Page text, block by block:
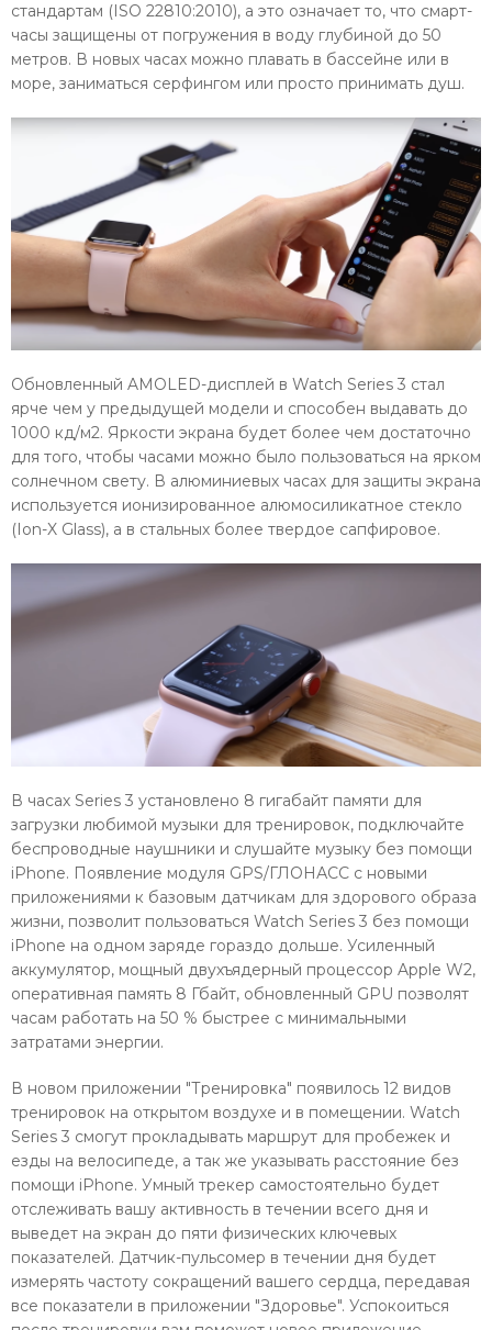
стандартам (ISO 22810:2010), а это означает то, что смарт-
часы защищены от погружения в воду глубиной до 50
метров. В новых часах можно плавать в бассейне или в
море, заниматься серфингом или просто принимать душ.
Обновленный AMOLED-дисплей в Watch Series 3 стал
ярче чем у предыдущей модели и способен выдавать до
1000 кд/м2. Яркости экрана будет более чем достаточно
для того, чтобы часами можно было пользоваться на ярком
солнечном свету. В алюминиевых часах для защиты экрана
используется ионизированное алюмосиликатное стекло
(Ion-X Glass), а в стальных более твердое сапфировое.
В часах Series 3 установлено 8 гигабайт памяти для
загрузки любимой музыки для тренировок, подключайте
беспроводные наушники и слушайте музыку без помощи
iPhone. Появление модуля GPS/ГЛОНАСС с новыми
приложениями к базовым датчикам для здорового образа
жизни, позволит пользоваться Watch Series 3 без помощи
iPhone на одном заряде гораздо дольше. Усиленный
аккумулятор, мощный двухъядерный процессор Apple W2,
оперативная память 8 Гбайт, обновленный GPU позволят
часам работать на 50 % быстрее с минимальными
затратами энергии.
В новом приложении "Тренировка" появилось 12 видов
тренировок на открытом воздухе и в помещении. Watch
Series 3 смогут прокладывать маршрут для пробежек и
езды на велосипеде, а так же указывать расстояние без
помощи iPhone. Умный трекер самостоятельно будет
отслеживать вашу активность в течении всего дня и
выведет на экран до пяти физических ключевых
показателей. Датчик-пульсомер в течении дня будет
измерять частоту сокращений вашего сердца, передавая
все показатели в приложении "Здоровье". Успокоиться